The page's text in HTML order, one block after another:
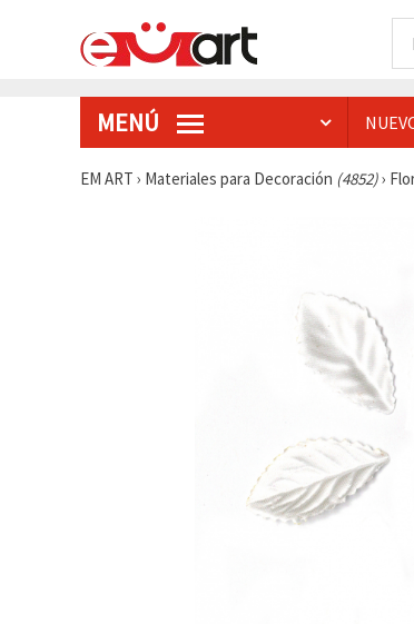
MENÚ
EM ART › Materiales para Decoración (4852)›